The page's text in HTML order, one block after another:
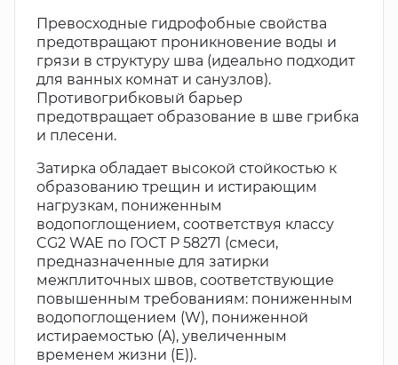
Превосходные гидрофобные свойства
предотвращают проникновение воды и
грязи в структуру шва (идеально подходит
для ванных комнат и санузлов).
Противогрибковый барьер
предотвращает образование в шве грибка
и плесени.
Затирка обладает высокой стойкостью к
образованию трещин и истирающим
нагрузкам, пониженным
водопоглощением, соответствуя классу
CG2 WAE по ГОСТ Р 58271 (смеси,
предназначенные для затирки
межплиточных швов, соответствующие
повышенным требованиям: пониженным
водопоглощением (W), пониженной
истираемостью (A), увеличенным
временем жизни (E)).